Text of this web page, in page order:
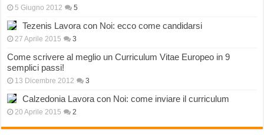
5 Giugno 2012 5
Tezenis Lavora con Noi: ecco come candidarsi
27 Aprile 2015 3
Come scrivere al meglio un Curriculum Vitae Europeo in 9
semplici passi!
13 Dicembre 2012 3
Calzedonia Lavora con Noi: come inviare il curriculum
20 Aprile 2015 2